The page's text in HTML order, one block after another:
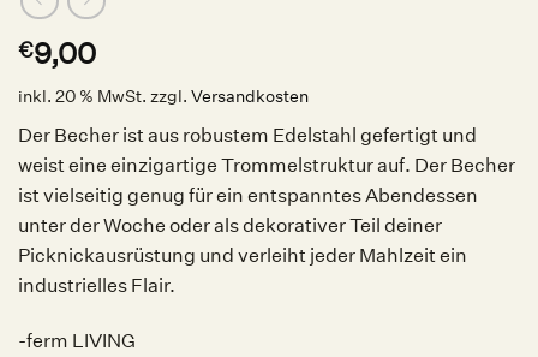
€9,00
inkl. 20 % MwSt. zzgl. Versandkosten
Der Becher ist aus robustem Edelstahl gefertigt und
weist eine einzigartige Trommelstruktur auf. Der Becher
ist vielseitig genug für ein entspanntes Abendessen
unter der Woche oder als dekorativer Teil deiner
Picknickausrüstung und verleiht jeder Mahlzeit ein
industrielles Flair.
-ferm LIVING